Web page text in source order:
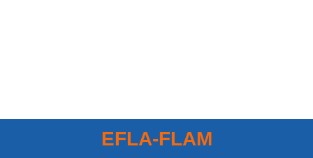
EFLA-FLAM